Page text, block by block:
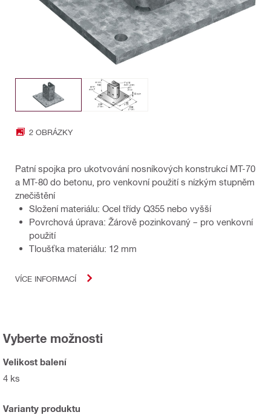
2 OBRÁZKY
Patní spojka pro ukotvování nosníkových konstrukcí MT-70
a MT-80 do betonu, pro venkovní použití s nízkým stupněm
znečištění
Složení materiálu: Ocel třídy Q355 nebo vyšší
Povrchová úprava: Žárově pozinkovaný – pro venkovní
použití
Tloušťka materiálu: 12 mm
VÍCE INFORMACÍ
Vyberte možnosti
Velikost balení
4 ks
Varianty produktu